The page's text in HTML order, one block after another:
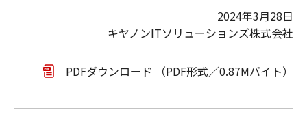
2024年3月28日
キヤノンITソリューションズ株式会社
PDFダウンロード （PDF形式／0.87Mバイト）